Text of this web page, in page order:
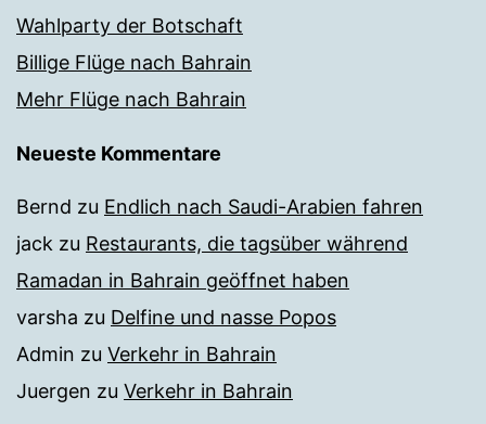
Wahlparty der Botschaft
Billige Flüge nach Bahrain
Mehr Flüge nach Bahrain
Neueste Kommentare
Bernd zu Endlich nach Saudi-Arabien fahren
jack zu Restaurants, die tagsüber während
Ramadan in Bahrain geöffnet haben
varsha zu Delfine und nasse Popos
Admin zu Verkehr in Bahrain
Juergen zu Verkehr in Bahrain